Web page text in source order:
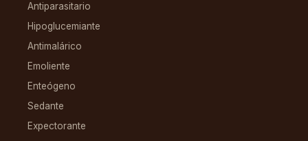
Antiparasitario
Hipoglucemiante
Antimalárico
Emoliente
Enteógeno
Sedante
Expectorante